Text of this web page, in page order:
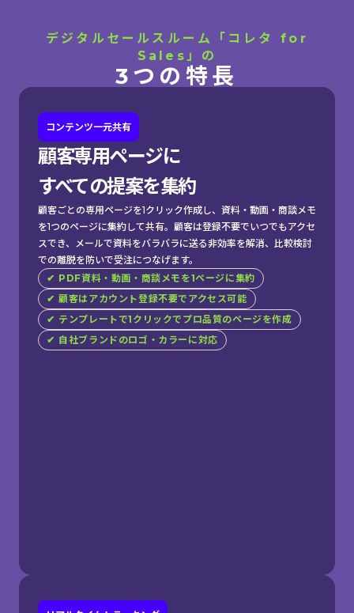
デジタルセールスルーム「コレタ for
Sales」の
3つの特長
コンテンツ一元共有
顧客専用ページに
すべての提案を集約
顧客ごとの専用ページを1クリック作成し、資料・動画・商談メモ
を1つのページに集約して共有。顧客は登録不要でいつでもアクセ
スでき、メールで資料をバラバラに送る非効率を解消、比較検討
での離脱を防いで受注につなげます。
✔︎ PDF資料・動画・商談メモを1ページに集約
✔︎ 顧客はアカウント登録不要でアクセス可能
✔︎ テンプレートで1クリックでプロ品質のページを作成
✔︎ 自社ブランドのロゴ・カラーに対応